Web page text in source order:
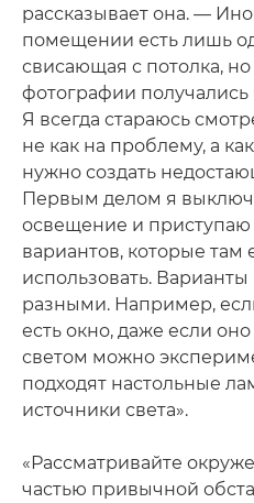
рассказывает она. —
помещении есть лишь
свисающая с потолка,
фотографии
Я всегда стараюсь
не как на проблему, а
нужно создать
Первым делом я
освещение и приступаю
вариантов, которые
использовать.
разными. Например,
есть окно, даже если
светом можно
подходят настольные
источники света».
«Рассматривайте
частью привычной